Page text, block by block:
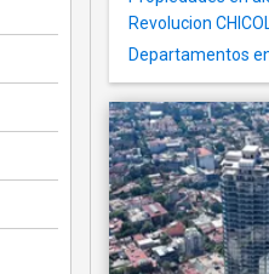
Revolucion
Departamentos